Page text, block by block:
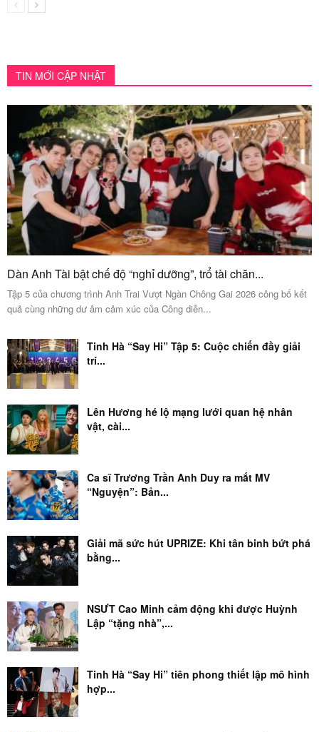
TIN MỚI CẬP NHẬT
Dàn Anh Tài bật chế độ “nghỉ dưỡng”, trổ tài chăn...
Tập 5 của chương trình Anh Trai Vượt Ngàn Chông Gai 2026 công bố kết
quả cùng những dư âm cảm xúc của Công diễn...
Tinh Hà “Say Hi” Tập 5: Cuộc chiến đầy giải
trí...
Lên Hương hé lộ mạng lưới quan hệ nhân
vật, cài...
Ca sĩ Trương Trần Anh Duy ra mắt MV
“Nguyện”: Bản...
Giải mã sức hút UPRIZE: Khi tân binh bứt phá
bằng...
NSƯT Cao Minh cảm động khi được Huỳnh
Lập “tặng nhà”,...
Tinh Hà “Say Hi” tiên phong thiết lập mô hình
hợp...